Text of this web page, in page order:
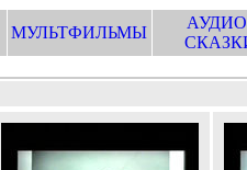
МУЛЬТФИЛЬМЫ